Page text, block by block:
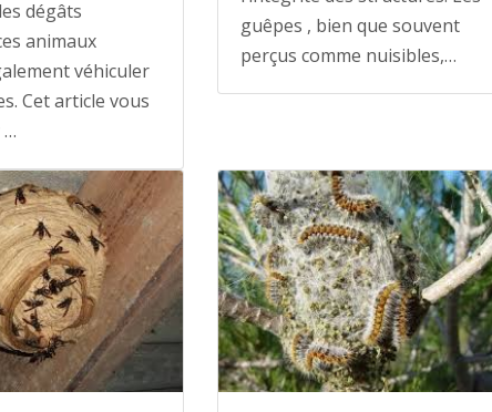
dégâts
animaux
véhiculer
Cet article vous
…
guêpes , bien que souvent
perçus comme nuisibles,…